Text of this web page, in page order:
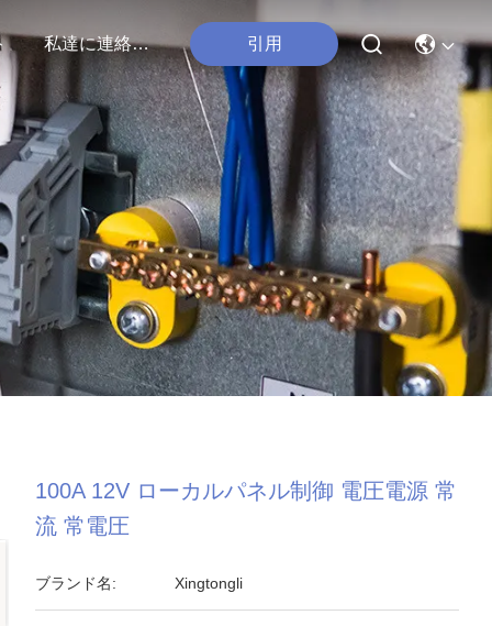
私達に連絡しなさい 引用
100A 12V ローカルパネル制御 電圧電源 常
流 常電圧
ブランド名: Xingtongli